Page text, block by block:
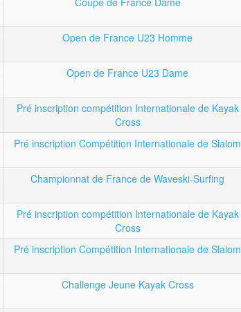
Open de France U23 Homme
Open de France U23 Dame
Pré inscription compétition Internationale de Kayak
Cross
Pré inscription Compétition Internationale de Slalom
Championnat de France de Waveski-Surfing
Pré inscription compétition Internationale de Kayak
Cross
Pré inscription Compétition Internationale de Slalom
Challenge Jeune Kayak Cross